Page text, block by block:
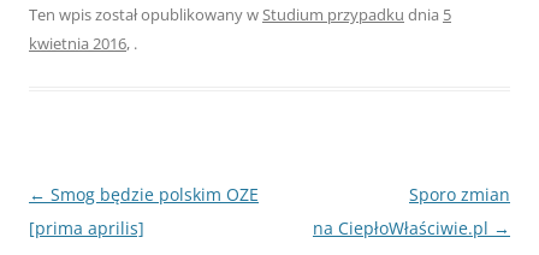
Ten wpis został opublikowany wStudium przypadku dnia 5
kwietnia 2016, .
Zobacz
wpisy
← Smog będzie polskim OZE
[prima aprilis]
Sporo zmian
na CiepłoWłaściwie.pl →